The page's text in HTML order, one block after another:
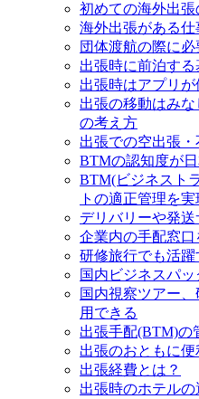
初めての海外出
海外出張がある仕
団体渡航の際に
出張時に前泊す
出張時はアプリ
出張の移動はみ
の考え方
出張での空出張
BTMの認知度が
BTM(ビジネスト
トの適正管理を実
デリバリーや発
企業内の手配窓口
研修旅行でも活
国内ビジネスパ
国内視察ツアー
用できる
出張手配(BTM)の
出張のおともに
出張経費とは？
出張時のホテルの